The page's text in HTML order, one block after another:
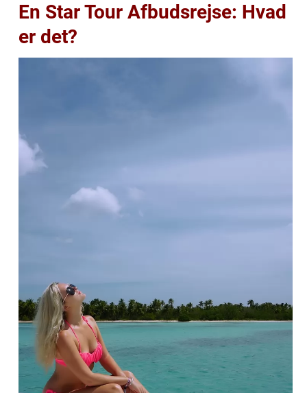
En Star Tour Afbudsrejse: Hvad
er det?